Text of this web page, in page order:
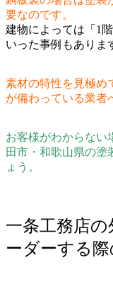
要なのです。
建物によっては「1
いった事例もありま
素材の特性を見極め
が備わっている業者
お客様がわからない
田市・和歌山県の塗
ょう。
一条工務店
ーダーする